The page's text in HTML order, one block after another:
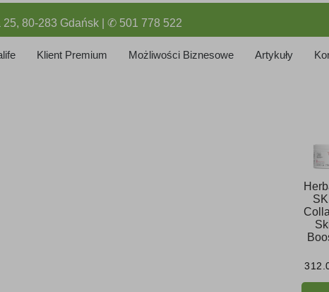
25, 80-283 Gdańsk | ✆ 501 778 522
Klient Premium Możliwości Biznesowe Artykuły